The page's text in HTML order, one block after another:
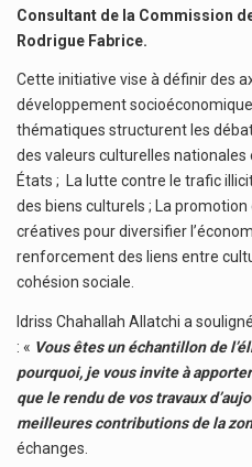
Consultant de la Commission
Rodrigue Fabrice.
Cette initiative vise à définir des
développement
thématiques structurent les
des valeurs culturelles
États ; La lutte contre le trafic
des biens culturels ; La
créatives pour diversifier
renforcement des liens entre
cohésion sociale.
Idriss Chahallah Allatchi a
: « Vous êtes un échantillon de
pourquoi, je vous invite à
que le rendu de vos travaux
meilleures contributions de la
échanges.